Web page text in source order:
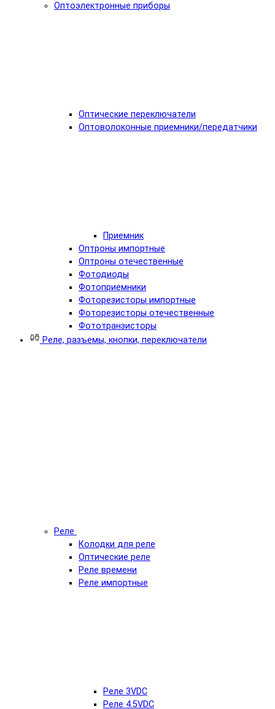
Оптоэлектронные приборы
Оптические переключатели
Оптоволоконные приемники/передатчики
Приемник
Оптроны импортные
Оптроны отечественные
Фотодиоды
Фотоприемники
Фоторезисторы импортные
Фоторезисторы отечественные
Фототранзисторы
Реле, разъемы, кнопки, переключатели
Реле
Колодки для реле
Оптические реле
Реле времени
Реле импортные
Реле 3VDC
Реле 4.5VDC